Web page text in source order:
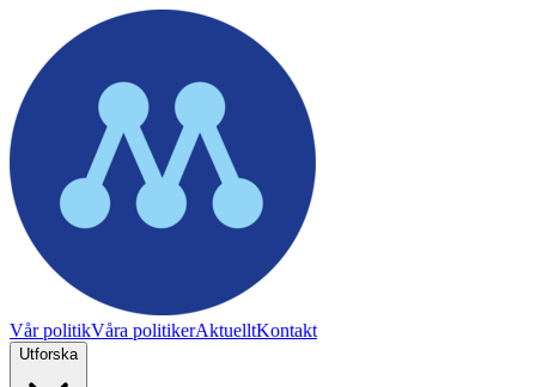
Vår politikVåra politikerAktuelltKontakt
Utforska